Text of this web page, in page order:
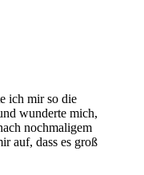
ich mir so die
wunderte mich,
nochmaligem
auf, dass es groß